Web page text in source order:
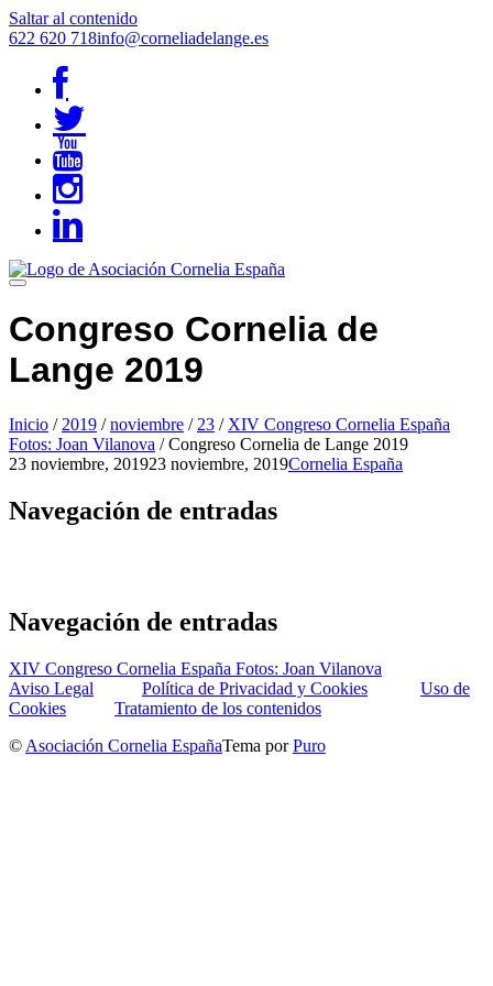
Saltar al contenido
622 620 718info@corneliadelange.es
Congreso Cornelia de
Lange 2019
Inicio / 2019 / noviembre / 23 / XIV Congreso Cornelia España
Fotos: Joan Vilanova / Congreso Cornelia de Lange 2019
23 noviembre, 201923 noviembre, 2019Cornelia España
Navegación de entradas
Navegación de entradas
XIV Congreso Cornelia España Fotos: Joan Vilanova
Aviso Legal
Política de Privacidad y Cookies
Uso de
Cookies
Tratamiento de los contenidos
© Asociación Cornelia EspañaTema porPuro